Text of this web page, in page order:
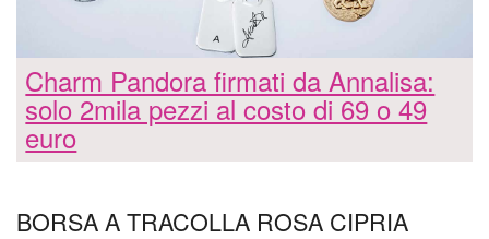
Charm Pandora firmati da Annalisa:
solo 2mila pezzi al costo di 69 o 49
euro
BORSA A TRACOLLA ROSA CIPRIA